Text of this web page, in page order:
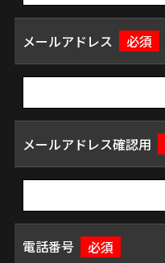
メールアドレス 必須
メールアドレス確認用
電話番号 必須